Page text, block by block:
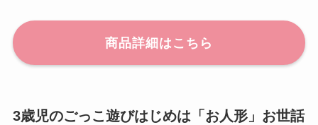
商品詳細はこちら
3歳児のごっこ遊びはじめは「お人形」お世話